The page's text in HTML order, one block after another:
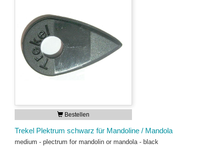
Bestellen
Trekel Plektrum schwarz für Mandoline / Mandola
medium - plectrum for mandolin or mandola - black